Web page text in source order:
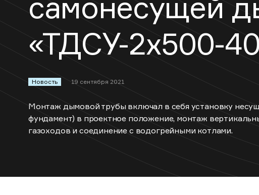
«ТДСУ-2х500-
Новость 19 сентября 2021
Монтаж дымовой трубы включал в себя установку
фундамент) в проектное положение, монтаж
газоходов и соединение с водогрейными котлами.